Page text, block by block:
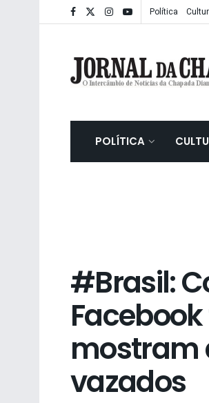
Política
POLÍTICA
#Brasil:
mostram
vazados